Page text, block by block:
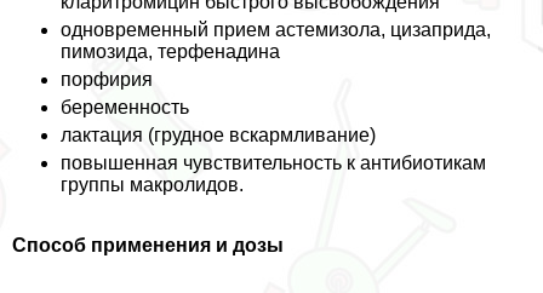
одновременный прием астемизола, цизаприда,
пимозида, терфенадина
порфирия
беременность
лактация (грудное вскармливание)
повышенная чувствительность к антибиотикам
группы макролидов.
Способ применения и дозы